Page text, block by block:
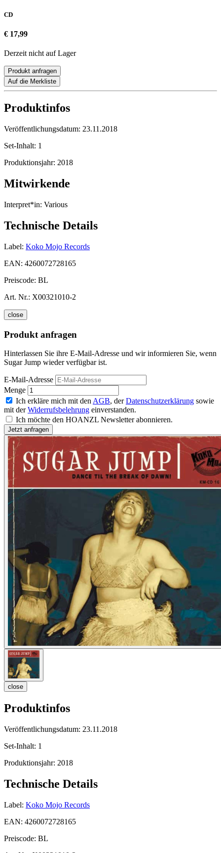
CD
€ 17,99
Derzeit nicht auf Lager
Produkt anfragen
Auf die Merkliste
Produktinfos
Veröffentlichungsdatum: 23.11.2018
Set-Inhalt: 1
Produktionsjahr: 2018
Mitwirkende
Interpret*in: Various
Technische Details
Label: Koko Mojo Records
EAN: 4260072728165
Preiscode: BL
Art. Nr.: X00321010-2
close
Produkt anfragen
Hinterlassen Sie ihre E-Mail-Adresse und wir informieren Sie, wenn
Sugar Jump wieder verfügbar ist.
E-Mail-Adresse
Menge
Ich erkläre mich mit den AGB, derDatenschutzerklärung sowie
mit derWiderrufsbelehrung einverstanden.
Ich möchte den HOANZL Newsletter abonnieren.
close
Produktinfos
Veröffentlichungsdatum: 23.11.2018
Set-Inhalt: 1
Produktionsjahr: 2018
Technische Details
Label: Koko Mojo Records
EAN: 4260072728165
Preiscode: BL